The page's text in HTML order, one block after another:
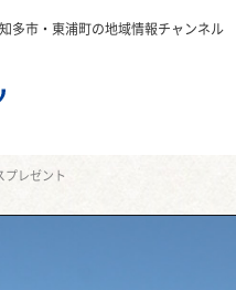
多市・東浦町の地域情報チャンネル
プレゼント